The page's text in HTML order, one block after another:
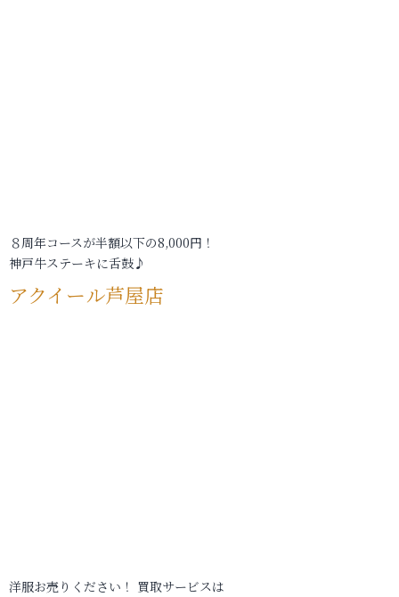
８周年コースが半額以下の8,000円！
神戸牛ステーキに舌鼓♪
アクイール芦屋店
洋服お売りください！ 買取サービスは